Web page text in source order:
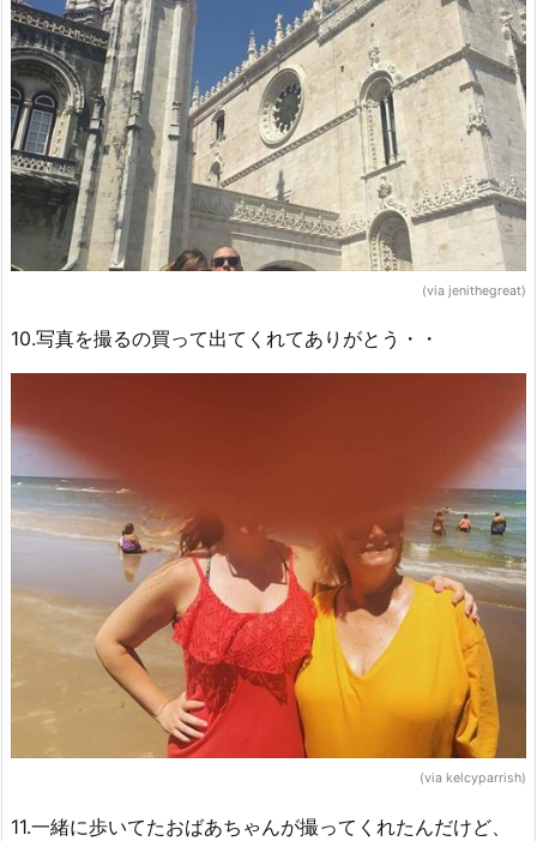
(via jenithegreat)
10.写真を撮るの買って出てくれてありがとう・・
(via kelcyparrish)
11.一緒に歩いてたおばあちゃんが撮ってくれたんだけど、